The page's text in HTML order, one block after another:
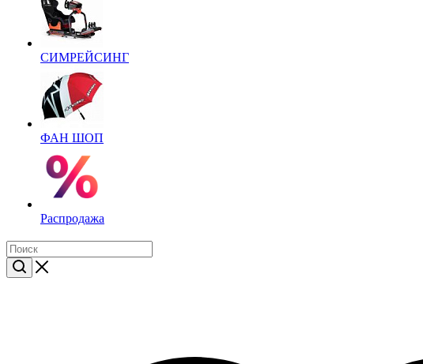
СИМРЕЙСИНГ
ФАН ШОП
Распродажа